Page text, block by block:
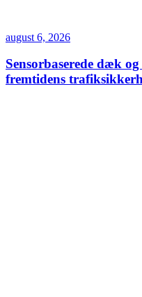
august 6, 2026
Sensorbaserede dæk
fremtidens